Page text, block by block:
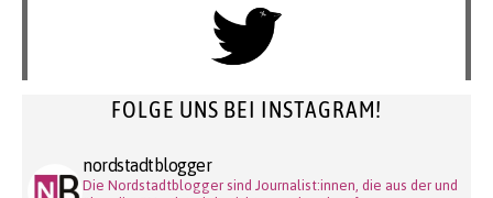
FOLGE UNS BEI INSTAGRAM!
nordstadtblogger
Die Nordstadtblogger sind Journalist:innen, die aus der und